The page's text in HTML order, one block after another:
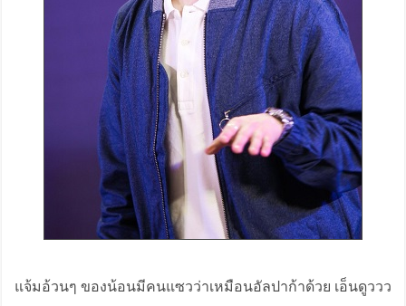
แจ้มอ้วนๆ ของน้อนมีคนแซวว่าเหมือนอัลปาก้าด้วย เอ็นดูววว